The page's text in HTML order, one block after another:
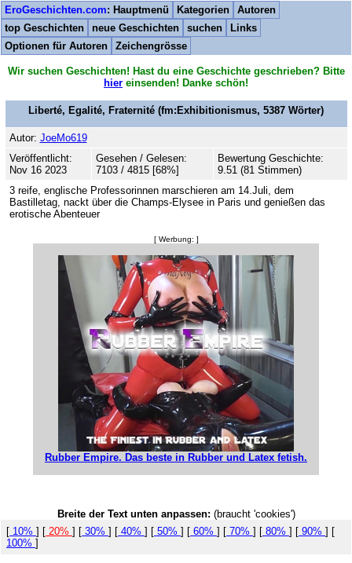
EroGeschichten.com: Hauptmenü Kategorien
Autoren
top Geschichten
neue Geschichten suchen
Links
Optionen für Autoren
Zeichengrösse
Wir suchen Geschichten! Hast du eine Geschichte geschrieben? Bitte
hier einsenden! Danke schön!
Liberté, Egalité, Fraternité (fm:Exhibitionismus, 5387 Wörter)
Autor: JoeMo619
Veröffentlicht:
Nov 16 2023
Gesehen / Gelesen:
7103 / 4815 [68%]
Bewertung Geschichte:
9.51 (81 Stimmen)
3 reife, englische Professorinnen marschieren am 14.Juli, dem
Bastilletag, nackt über die Champs-Elysee in Paris und genießen das
erotische Abenteuer
[ Werbung: ]
Rubber Empire. Das beste in Rubber und Latex fetish.
Breite der Text unten anpassen: (braucht 'cookies')
[ 10% ] [ 20% ] [ 30% ] [ 40% ] [ 50% ] [ 60% ] [ 70% ] [ 80% ] [ 90% ] [
100% ]